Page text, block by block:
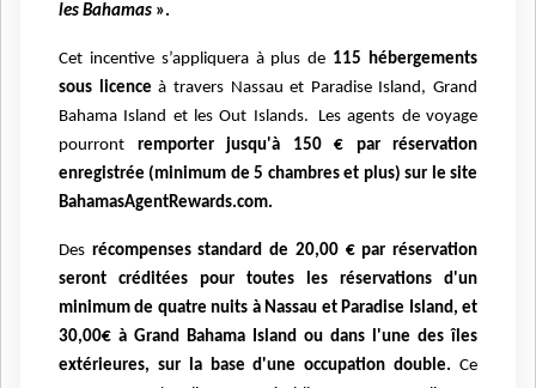
les Bahamas ».
Cet incentive s’appliquera à plus de 115 hébergements
sous licence à travers Nassau et Paradise Island, Grand
Bahama Island et les Out Islands. Les agents de voyage
pourront remporter jusqu'à 150 € par réservation
enregistrée (minimum de 5 chambres et plus) sur le site
BahamasAgentRewards.com.
Des récompenses standard de 20,00 € par réservation
seront créditées pour toutes les réservations d'un
minimum de quatre nuits à Nassau et Paradise Island, et
30,00€ à Grand Bahama Island ou dans l'une des îles
extérieures, sur la base d'une occupation double. Ce